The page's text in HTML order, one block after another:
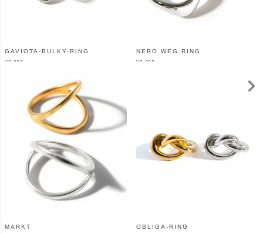
GAVIOTA-BULKY-RING
¥9,900
NERO WEG RING
¥9,900
MARKT OBLIGA-RING